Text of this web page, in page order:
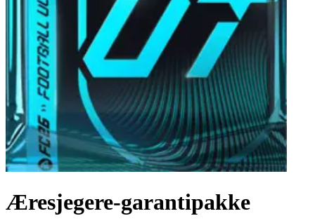
Æresjegere-garantipakke